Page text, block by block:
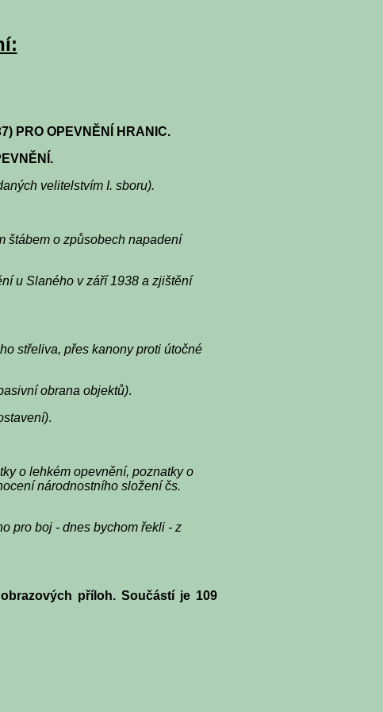
PRO OPEVNĚNÍ HRANIC.
.
velitelstvím I. sboru).
štábem o způsobech napadení
u Slaného v září 1938 a zjištění
střeliva, přes kanony proti útočné
obrana objektů).
.
o lehkém opevnění, poznatky o
národnostního složení čs.
pro boj - dnes bychom řekli - z
příloh. Součástí je 109